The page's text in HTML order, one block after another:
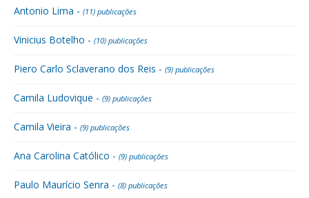
Antonio Lima - (11) publicações
Vinicius Botelho - (10) publicações
Piero Carlo Sclaverano dos Reis - (9) publicações
Camila Ludovique - (9) publicações
Camila Vieira - (9) publicações
Ana Carolina Católico - (9) publicações
Paulo Maurício Senra - (8) publicações